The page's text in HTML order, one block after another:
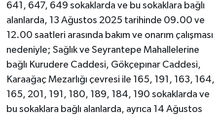
641, 647, 649 sokaklarda ve bu sokaklara bağlı
alanlarda, 13 Ağustos 2025 tarihinde 09.00 ve
12.00 saatleri arasında bakım ve onarım çalışması
nedeniyle; Sağlık ve Seyrantepe Mahallelerine
bağlı Kurudere Caddesi, Gökçepınar Caddesi,
Karaağaç Mezarlığı çevresi ile 165, 191, 163, 164,
165, 201, 191, 180, 189, 184, 190 sokaklarda ve
bu sokaklara bağlı alanlarda, ayrıca 14 Ağustos